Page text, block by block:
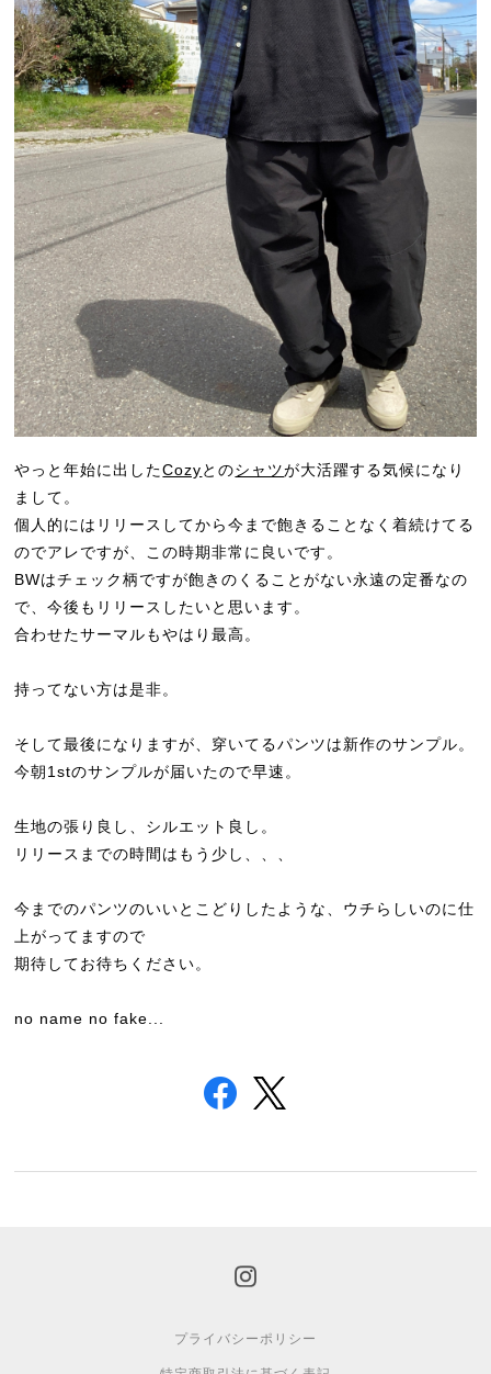
やっと年始に出したCozyとのシャツが大活躍する気候になり
まして。
個人的にはリリースしてから今まで飽きることなく着続けてる
のでアレですが、この時期非常に良いです。
BWはチェック柄ですが飽きのくることがない永遠の定番なの
で、今後もリリースしたいと思います。
合わせたサーマルもやはり最高。
持ってない方は是非。
そして最後になりますが、穿いてるパンツは新作のサンプル。
今朝1stのサンプルが届いたので早速。
生地の張り良し、シルエット良し。
リリースまでの時間はもう少し、、、
今までのパンツのいいとこどりしたような、ウチらしいのに仕
上がってますので
期待してお待ちください。
no name no fake...
プライバシーポリシー